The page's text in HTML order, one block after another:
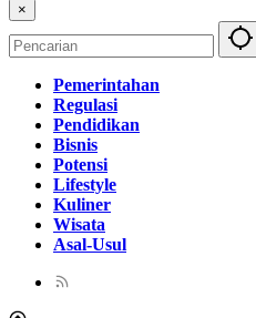
×
Pemerintahan
Regulasi
Pendidikan
Bisnis
Potensi
Lifestyle
Kuliner
Wisata
Asal-Usul